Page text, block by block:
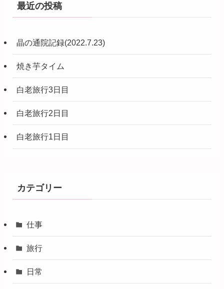
最近の投稿
晶の通院記録(2022.7.23)
焼き芋タイム
白老旅行3日目
白老旅行2日目
白老旅行1日目
カテゴリー
仕事
旅行
日常